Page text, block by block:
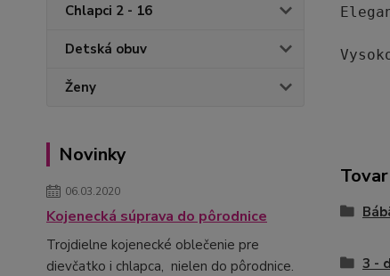
Chlapci 2 - 16
Detská obuv
Ženy
Novinky
06.03.2020
Kojenecká súprava do pôrodnice
Trojdielne kojenecké oblečenie pre
dievčatko i chlapca, nielen do pôrodnice.
3 -